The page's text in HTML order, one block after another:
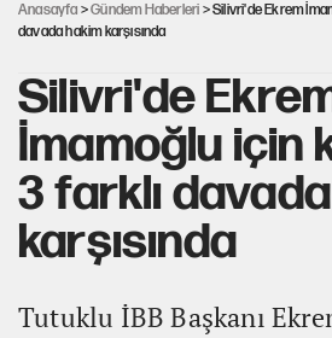
Anasayfa >Gündem Haberleri > Silivri'de Ekrem
davada hakim karşısında
Silivri'de
İmamoğlu için
3 farklı
karşısında
Tutuklu İBB Başkanı